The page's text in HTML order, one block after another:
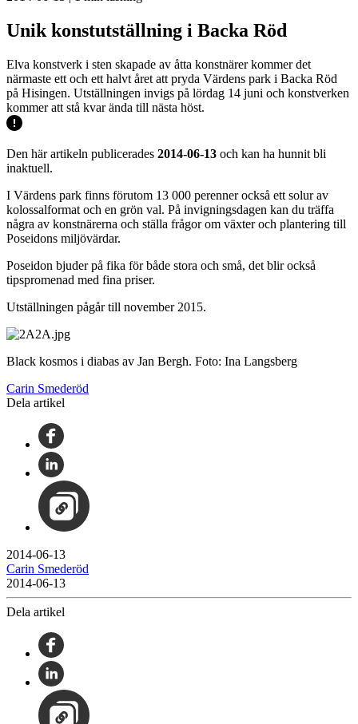
Unik konstutställning i Backa Röd
Elva konstverk i sten skapade av åtta konstnärer kommer det
närmaste ett och ett halvt året att pryda Värdens park i Backa Röd
på Hisingen. Utställningen invigs på lördag 14 juni och konstverken
kommer att stå kvar ända till nästa höst.
Den här artikeln publicerades 2014-06-13 och kan ha hunnit bli
inaktuell.
I Värdens park finns förutom 13 000 perenner också ett solur av
kolossalformat och en grön val. På invigningsdagen kan du träffa
några av konstnärerna och ställa frågor om växter och plantering till
Poseidons miljövärdar.
Poseidon bjuder på fika för både stora och små, det blir också
tipspromenad med fina priser.
Utställningen pågår till november 2015.
Black kosmos i diabas av Jan Bergh. Foto: Ina Langsberg
Carin Smederöd
Dela artikel
2014-06-13
Carin Smederöd
2014-06-13
Dela artikel